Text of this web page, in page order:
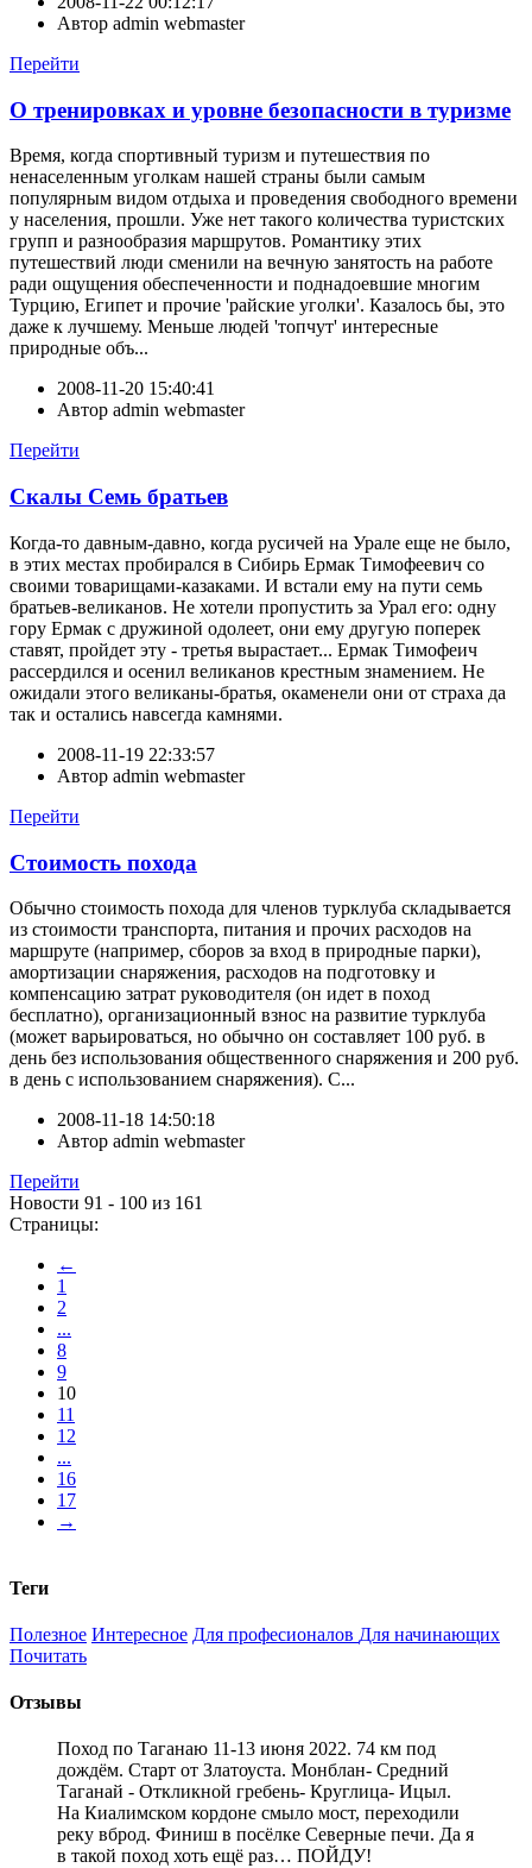
Автор admin webmaster
Перейти
О тренировках и уровне безопасности в туризме
Время, когда спортивный туризм и путешествия по
ненаселенным уголкам нашей страны были самым
популярным видом отдыха и проведения свободного времени
у населения, прошли. Уже нет такого количества туристских
групп и разнообразия маршрутов. Романтику этих
путешествий люди сменили на вечную занятость на работе
ради ощущения обеспеченности и поднадоевшие многим
Турцию, Египет и прочие 'райские уголки'. Казалось бы, это
даже к лучшему. Меньше людей 'топчут' интересные
природные объ...
2008-11-20 15:40:41
Автор admin webmaster
Перейти
Скалы Семь братьев
Когда-то давным-давно, когда русичей на Урале еще не было,
в этих местах пробирался в Сибирь Ермак Тимофеевич со
своими товарищами-казаками. И встали ему на пути семь
братьев-великанов. Не хотели пропустить за Урал его: одну
гору Ермак с дружиной одолеет, они ему другую поперек
ставят, пройдет эту - третья вырастает... Ермак Тимофеич
рассердился и осенил великанов крестным знамением. Не
ожидали этого великаны-братья, окаменели они от страха да
так и остались навсегда камнями.
2008-11-19 22:33:57
Автор admin webmaster
Перейти
Стоимость похода
Обычно стоимость похода для членов турклуба складывается
из стоимости транспорта, питания и прочих расходов на
маршруте (например, сборов за вход в природные парки),
амортизации снаряжения, расходов на подготовку и
компенсацию затрат руководителя (он идет в поход
бесплатно), организационный взнос на развитие турклуба
(может варьироваться, но обычно он составляет 100 руб. в
день без использования общественного снаряжения и 200 руб.
в день с использованием снаряжения). С...
2008-11-18 14:50:18
Автор admin webmaster
Перейти
Новости 91 - 100 из 161
Страницы:
←
1
2
...
8
9
10
11
12
...
16
17
→
Теги
Полезное Интересное Для професионалов Для начинающих
Почитать
Отзывы
Поход по Таганаю 11-13 июня 2022. 74 км под
дождём. Старт от Златоуста. Монблан- Средний
Таганай - Откликной гребень- Круглица- Ицыл.
На Киалимском кордоне смыло мост, переходили
реку вброд. Финиш в посёлке Северные печи. Да я
в такой поход хоть ещё раз… ПОЙДУ!